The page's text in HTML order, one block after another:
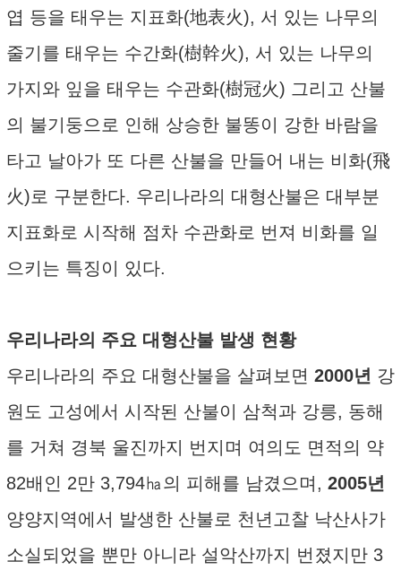
엽 등을 태우는 지표화(地表火), 서 있는 나무의
줄기를 태우는 수간화(樹幹火), 서 있는 나무의
가지와 잎을 태우는 수관화(樹冠火) 그리고 산불
의 불기둥으로 인해 상승한 불똥이 강한 바람을
타고 날아가 또 다른 산불을 만들어 내는 비화(飛
火)로 구분한다. 우리나라의 대형산불은 대부분
지표화로 시작해 점차 수관화로 번져 비화를 일
으키는 특징이 있다.
우리나라의 주요 대형산불 발생 현황
우리나라의 주요 대형산불을 살펴보면 2000년 강
원도 고성에서 시작된 산불이 삼척과 강릉, 동해
를 거쳐 경북 울진까지 번지며 여의도 면적의 약
82배인 2만 3,794㏊의 피해를 남겼으며, 2005년
양양지역에서 발생한 산불로 천년고찰 낙산사가
소실되었을 뿐만 아니라 설악산까지 번졌지만 3